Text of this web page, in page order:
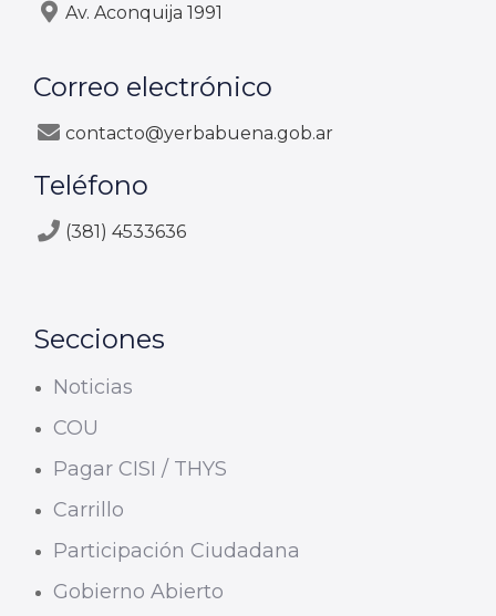
Av. Aconquija 1991
Correo electrónico
contacto@yerbabuena.gob.ar
Teléfono
(381) 4533636
Secciones
Noticias
COU
Pagar CISI / THYS
Carrillo
Participación Ciudadana
Gobierno Abierto